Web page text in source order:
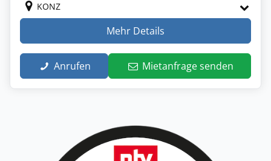
KONZ
Mehr Details
Anrufen Mietanfrage senden